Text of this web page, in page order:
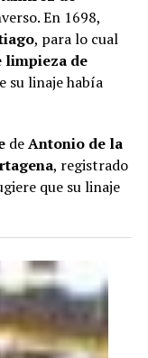
En 1698,
, para lo cual
limpieza de
su linaje había
deAntonio de la
, registrado
que su linaje